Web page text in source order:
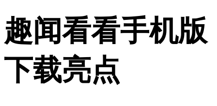
趣闻看看手机版
下载亮点